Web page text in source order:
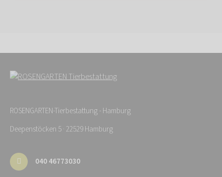
ROSENGARTEN-Tierbestattung - Hamburg
Deepenstöcken 5 · 22529 Hamburg
040 46773030